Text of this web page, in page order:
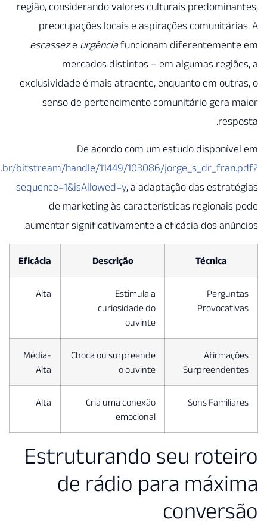
região, considerando valores
preocupações locais e
escassezeurgência
mercados distintos
exclusividade é mais
senso de pertencimento
De acordo com
https://repositorio.unesp.br/bitstream/handle/11449/
sequence=1&isAllowed=y, a
de marketing às
aumentar significativamente
Descrição
Eficácia
Estimula a
curiosidade do
Alta
Choca ou surpreende
o ouvinte
Média-
Alta
Cria uma conexão
Alta
Estruturando
de rádio